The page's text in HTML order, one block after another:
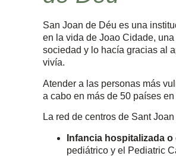
San Joan de Déu es una
en la vida de Joao Cidade,
sociedad y lo hacía gracias al
vivía.
Atender a las personas más
a cabo en más de 50 países
La red de centros de Sant
Infancia hospitalizada
pediátrico y el Pediatric